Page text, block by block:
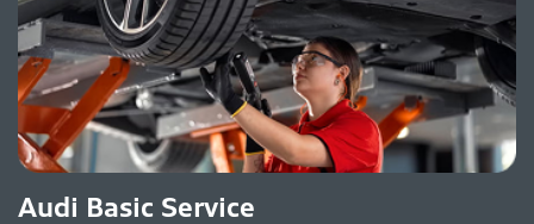
Audi Basic Service